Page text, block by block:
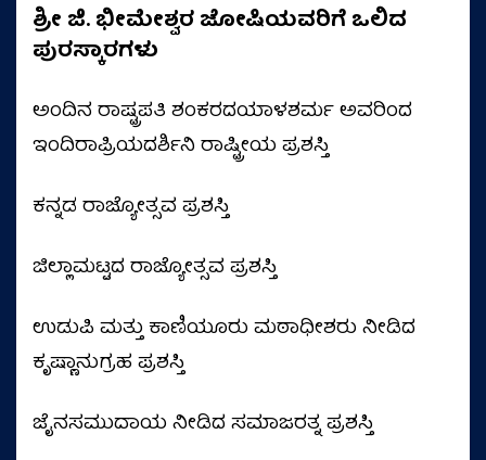
ಶ್ರೀ ಜಿ. ಭೀಮೇಶ್ವರ ಜೋಷಿಯವರಿಗೆ ಒಲಿದ
ಪುರಸ್ಕಾರಗಳು
ಅಂದಿನ ರಾಷ್ಟ್ರಪತಿ ಶಂಕರದಯಾಳಶರ್ಮ ಅವರಿಂದ
ಇಂದಿರಾಪ್ರಿಯದರ್ಶಿನಿ ರಾಷ್ಟ್ರೀಯ ಪ್ರಶಸ್ತಿ
ಕನ್ನಡ ರಾಜ್ಯೋತ್ಸವ ಪ್ರಶಸ್ತಿ
ಜಿಲ್ಲಾಮಟ್ಟದ ರಾಜ್ಯೋತ್ಸವ ಪ್ರಶಸ್ತಿ
ಉಡುಪಿ ಮತ್ತು ಕಾಣಿಯೂರು ಮಠಾಧೀಶರು ನೀಡಿದ
ಕೃಷ್ಣಾನುಗ್ರಹ ಪ್ರಶಸ್ತಿ
ಜೈನಸಮುದಾಯ ನೀಡಿದ ಸಮಾಜರತ್ನ ಪ್ರಶಸ್ತಿ